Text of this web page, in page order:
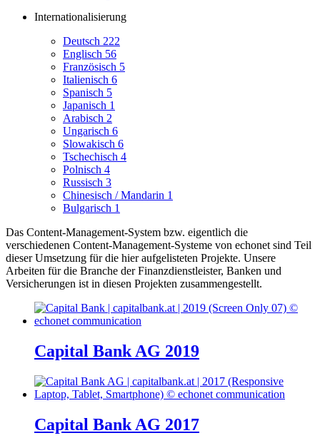
Internationalisierung
Deutsch 222
Englisch 56
Französisch 5
Italienisch 6
Spanisch 5
Japanisch 1
Arabisch 2
Ungarisch 6
Slowakisch 6
Tschechisch 4
Polnisch 4
Russisch 3
Chinesisch / Mandarin 1
Bulgarisch 1
Das Content-Management-System bzw. eigentlich die
verschiedenen Content-Management-Systeme von echonet sind Teil
dieser Umsetzung für die hier aufgelisteten Projekte. Unsere
Arbeiten für die Branche der Finanzdienstleister, Banken und
Versicherungen ist in diesen Projekten zusammengestellt.
Capital Bank AG 2019
Capital Bank AG 2017